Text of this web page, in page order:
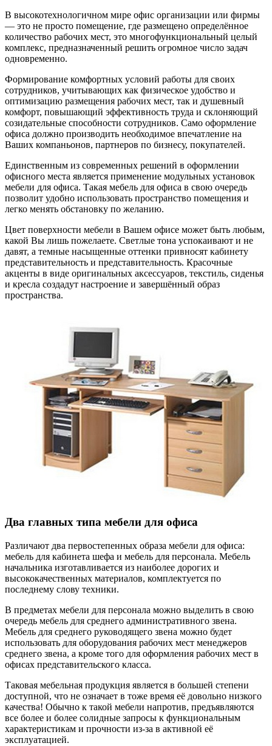
В высокотехнологичном мире офис организации или фирмы
— это не просто помещение, где размещено определённое
количество рабочих мест, это многофункциональный целый
комплекс, предназначенный решить огромное число задач
одновременно.
Формирование комфортных условий работы для своих
сотрудников, учитывающих как физическое удобство и
оптимизацию размещения рабочих мест, так и душевный
комфорт, повышающий эффективность труда и склоняющий
созидательные способности сотрудников. Само оформление
офиса должно производить необходимое впечатление на
Ваших компаньонов, партнеров по бизнесу, покупателей.
Единственным из современных решений в оформлении
офисного места является применение модульных установок
мебели для офиса. Такая мебель для офиса в свою очередь
позволит удобно использовать пространство помещения и
легко менять обстановку по желанию.
Цвет поверхности мебели в Вашем офисе может быть любым,
какой Вы лишь пожелаете. Светлые тона успокаивают и не
давят, а темные насыщенные оттенки привносят кабинету
представительность и представительность. Красочные
акценты в виде оригинальных аксессуаров, текстиль, сиденья
и кресла создадут настроение и завершённый образ
пространства.
Два главных типа мебели для офиса
Различают два первостепенных образа мебели для офиса:
мебель для кабинета шефа и мебель для персонала. Мебель
начальника изготавливается из наиболее дорогих и
высококачественных материалов, комплектуется по
последнему слову техники.
В предметах мебели для персонала можно выделить в свою
очередь мебель для среднего административного звена.
Мебель для среднего руководящего звена можно будет
использовать для оборудования рабочих мест менеджеров
среднего звена, а кроме того для оформления рабочих мест в
офисах представительского класса.
Таковая мебельная продукция является в большей степени
доступной, что не означает в тоже время её довольно низкого
качества! Обычно к такой мебели напротив, предъявляются
все более и более солидные запросы к функциональным
характеристикам и прочности из-за в активной её
эксплуатацией.